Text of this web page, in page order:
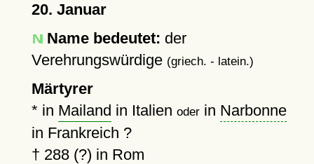
20. Januar
Name bedeutet: der
Verehrungswürdige (griech. - latein.)
Märtyrer
* in Mailand in Italien oderin Narbonne
in Frankreich ?
† 288 (?) in Rom